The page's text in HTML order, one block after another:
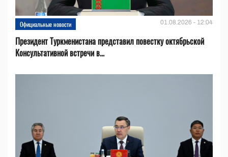
Официальные новости 01.08.2026 - 12:04
Президент Туркменистана представил повестку октябрьской
Консультативной встречи в...